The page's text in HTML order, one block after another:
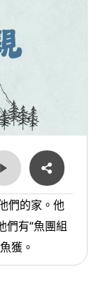
們的家。他
們有“魚團組
獲。